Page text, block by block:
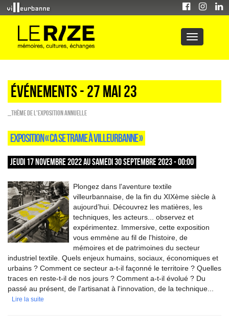
Événements - 27 Mai 23
_Thème de l'exposition annuelle
EXPOSITION « CA SE TRAME À VILLEURBANNE »
JEUDI 17 NOVEMBRE 2022 AU SAMEDI 30 SEPTEMBRE 2023 - 00:00
Plongez dans l'aventure textile
villeurbannaise, de la fin du XIXème siècle à
aujourd’hui. Découvrez les matières, les
techniques, les acteurs... observez et
expérimentez. Immersive, cette exposition
vous emmène au fil de l'histoire, de
mémoires et de patrimoines du secteur
industriel textile. Quels enjeux humains, sociaux, économiques et
urbains ? Comment ce secteur a-t-il façonné le territoire ? Quelles
traces en reste-t-il de nos jours ? Comment a-t-il évolué ? Du
passé au présent, de l'artisanat à l'innovation, de la technique...
Lire la suite